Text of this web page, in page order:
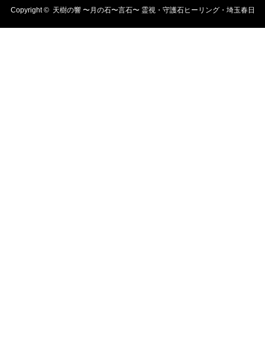
Copyright © 天樹の響 〜月の石〜言石〜 霊視・守護石ヒーリング・埼玉春日